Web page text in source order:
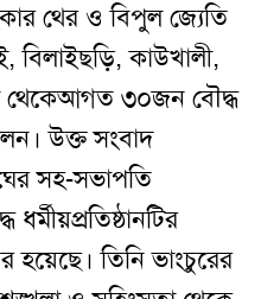
থের ও বিপুল জ্যেতি
,বিলাইছড়ি,কাউখালী,
থেকেআগত ৩০জন বৌদ্ধ
।উক্ত সংবাদ
সহ-সভাপতি
ধর্মীয়প্রতিষ্ঠানটির
হয়েছে।তিনি ভাংচুরের